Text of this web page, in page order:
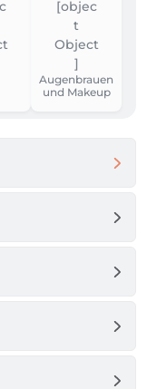
Augenbrauen
und Makeup